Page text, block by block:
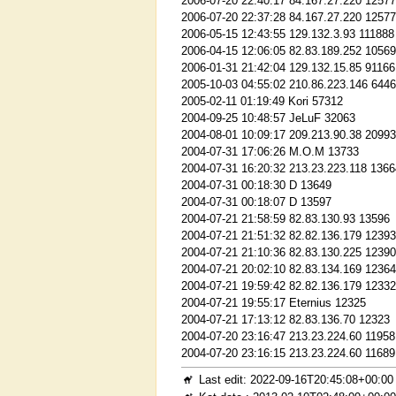
2006-07-20 22:37:28 84.167.27.220
2006-05-15 12:43:55 129.132.3.93 111888
2006-04-15 12:06:05 82.83.189.252
2006-01-31 21:42:04 129.132.15.85 91166
2005-10-03 04:55:02 210.86.223.146
2005-02-11 01:19:49 Kori 57312
2004-09-25 10:48:57 JeLuF 32063
2004-08-01 10:09:17 209.213.90.38 20993
2004-07-31 17:06:26 M.O.M 13733
2004-07-31 16:20:32 213.23.223.118
2004-07-31 00:18:30 D 13649
2004-07-31 00:18:07 D 13597
2004-07-21 21:58:59 82.83.130.93 13596
2004-07-21 21:51:32 82.82.136.179 12393
2004-07-21 21:10:36 82.83.130.225 12390
2004-07-21 20:02:10 82.83.134.169 12364
2004-07-21 19:59:42 82.82.136.179 12332
2004-07-21 19:55:17 Eternius 12325
2004-07-21 17:13:12 82.83.136.70 12323
2004-07-20 23:16:47 213.23.224.60 11958
2004-07-20 23:16:15 213.23.224.60 11689
Last edit: 2022-09-16T20:45:08+00:00